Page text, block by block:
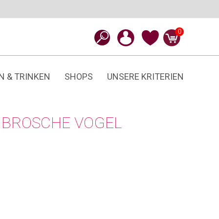
0
& TRINKEN SHOPS UNSERE KRITERIEN
VOGEL